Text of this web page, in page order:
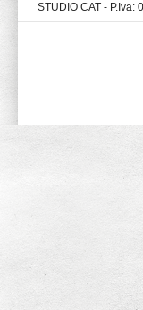
STUDIO CAT - P.Iva: